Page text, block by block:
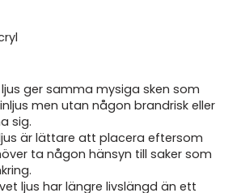
ger samma mysiga sken som
men utan någon brandrisk eller
sig.
är lättare att placera eftersom
ta någon hänsyn till saker som
ljus har längre livslängd än ett